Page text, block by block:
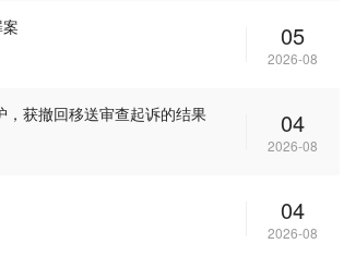
05
2026-08
获撤回移送审查起诉的结果 04
2026-08
04
2026-08